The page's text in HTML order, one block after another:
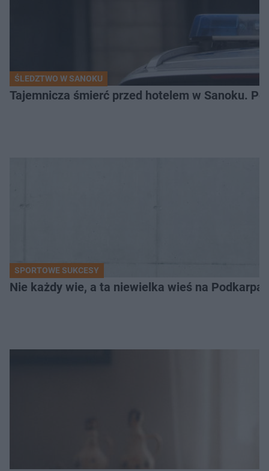
ŚLEDZTWO W SANOKU
Tajemnicza śmierć przed hotelem w Sanoku.
SPORTOWE SUKCESY
Nie każdy wie, a ta niewielka wieś na